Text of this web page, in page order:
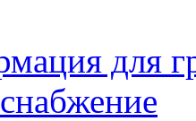
для